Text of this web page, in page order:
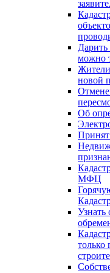
можно
Жители
новой
Об
Принят
МФЦ
только